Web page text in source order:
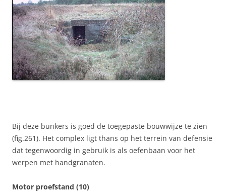
Bij deze bunkers is goed de toegepaste bouwwijze te zien
(fig.261). Het complex ligt thans op het terrein van defensie
dat tegenwoordig in gebruik is als oefenbaan voor het
werpen met handgranaten.
Motor proefstand (10)